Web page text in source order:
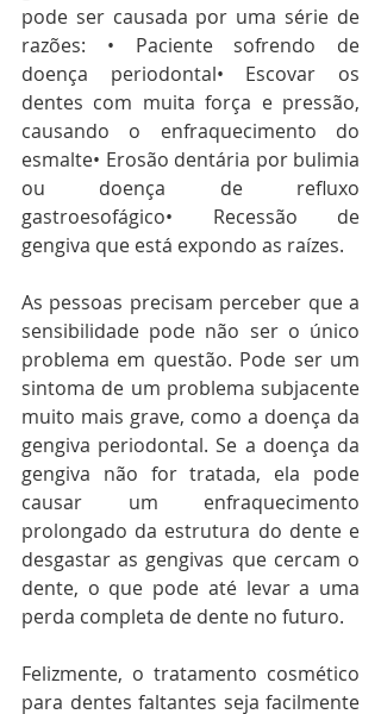
pode ser causada por uma série de
razões: • Paciente sofrendo de
doença periodontal• Escovar os
dentes com muita força e pressão,
causando o enfraquecimento do
esmalte• Erosão dentária por bulimia
ou doença de refluxo
gastroesofágico• Recessão de
gengiva que está expondo as raízes.
As pessoas precisam perceber que a
sensibilidade pode não ser o único
problema em questão. Pode ser um
sintoma de um problema subjacente
muito mais grave, como a doença da
gengiva periodontal. Se a doença da
gengiva não for tratada, ela pode
causar um enfraquecimento
prolongado da estrutura do dente e
desgastar as gengivas que cercam o
dente, o que pode até levar a uma
perda completa de dente no futuro.
Felizmente, o tratamento cosmético
para dentes faltantes seja facilmente